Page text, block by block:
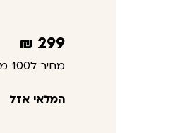
299
₪
מחיר ל100 מ"ל:
המלאי אזל